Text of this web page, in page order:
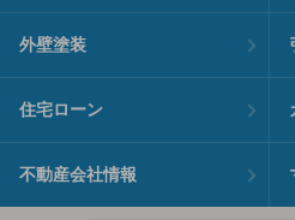
外壁塗装
住宅ローン
不動産会社情報